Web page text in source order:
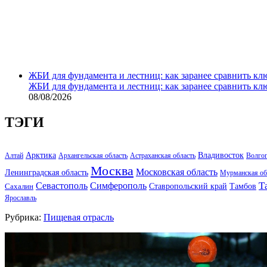
ЖБИ для фундамента и лестниц: как заранее сравнить
ЖБИ для фундамента и лестниц: как заранее сравнить
08/08/2026
ТЭГИ
Алтай Арктика Архангельская область Астраханская область Владивосток
Ленинградская область Москва Московская область Мурманская
Сахалин Севастополь Симферополь Ставропольский край Тамбов
Ярославль
Рубрика: Пищевая отрасль